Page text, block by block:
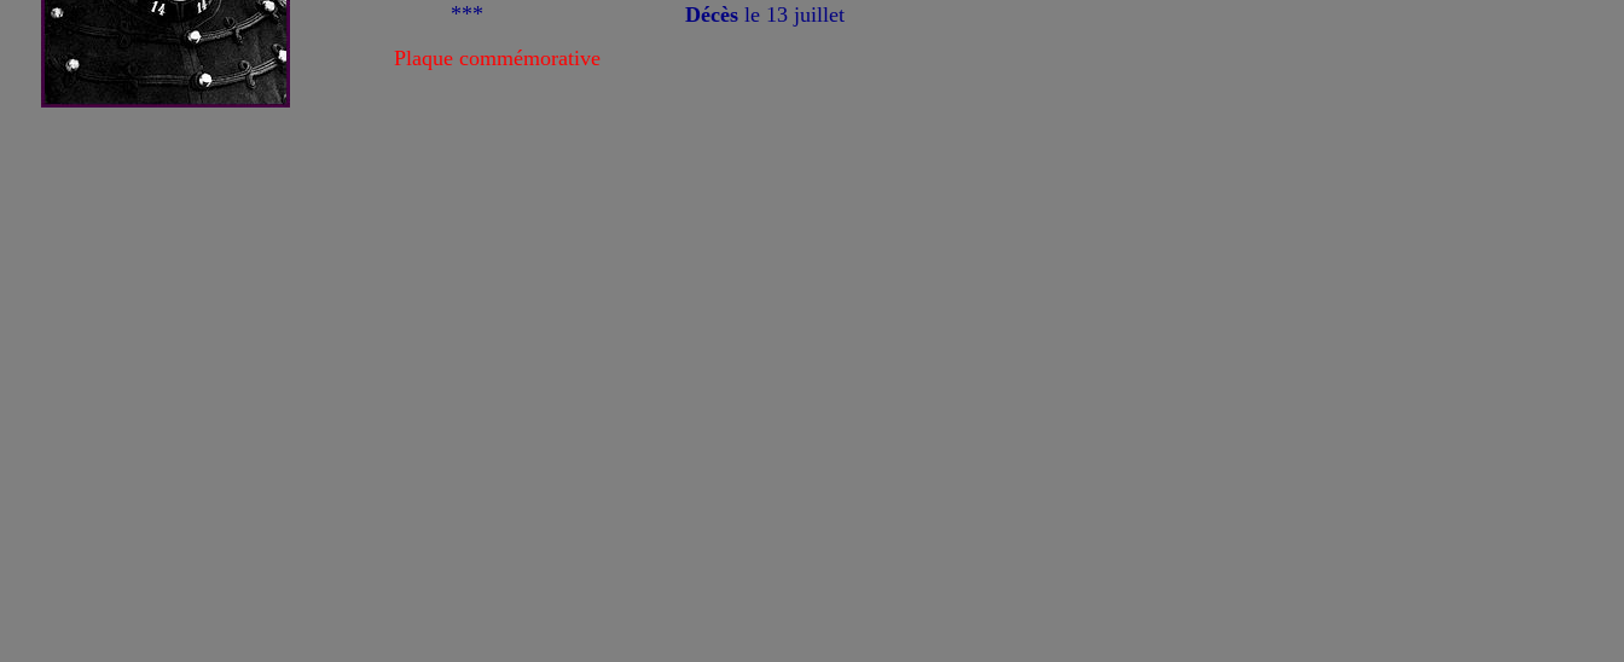
***
Plaque commémorative
Décès le 13 juillet